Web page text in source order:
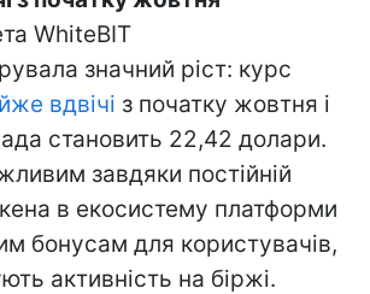
WhiteBIT
значний ріст: курс
вдвічі з початку жовтня і
становить 22,42 долари.
завдяки постійній
в екосистему платформи
бонусам для користувачів,
активність на біржі.